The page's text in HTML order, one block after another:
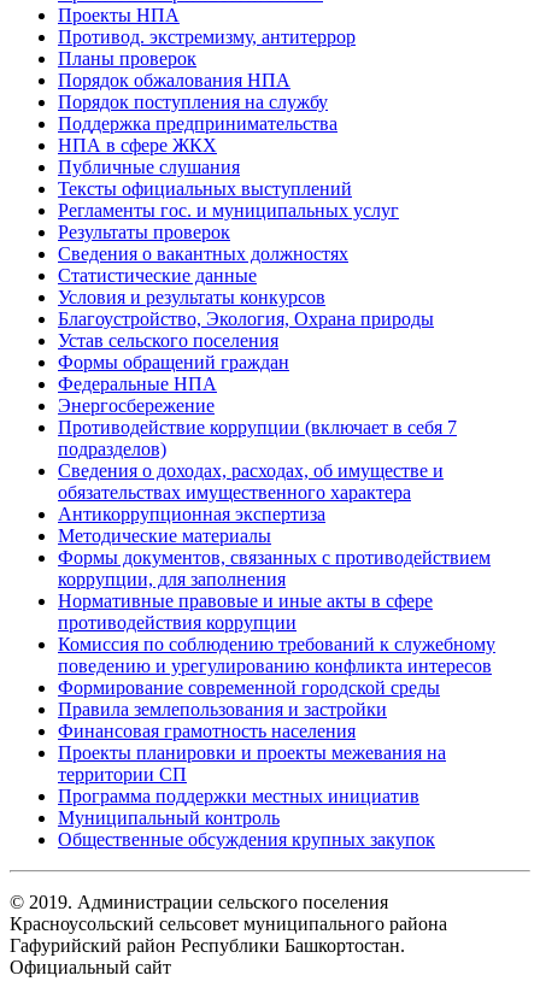
Проекты НПА
Противод. экстремизму, антитеррор
Планы проверок
Порядок обжалования НПА
Порядок поступления на службу
Поддержка предпринимательства
НПА в сфере ЖКХ
Публичные слушания
Тексты официальных выступлений
Регламенты гос. и муниципальных услуг
Результаты проверок
Сведения о вакантных должностях
Статистические данные
Условия и результаты конкурсов
Благоустройство, Экология, Охрана природы
Устав сельского поселения
Формы обращений граждан
Федеральные НПА
Энергосбережение
Противодействие коррупции (включает в себя 7
подразделов)
Сведения о доходах, расходах, об имуществе и
обязательствах имущественного характера
Антикоррупционная экспертиза
Методические материалы
Формы документов, связанных с противодействием
коррупции, для заполнения
Нормативные правовые и иные акты в сфере
противодействия коррупции
Комиссия по соблюдению требований к служебному
поведению и урегулированию конфликта интересов
Формирование современной городской среды
Правила землепользования и застройки
Финансовая грамотность населения
Проекты планировки и проекты межевания на
территории СП
Программа поддержки местных инициатив
Муниципальный контроль
Общественные обсуждения крупных закупок
© 2019. Администрации сельского поселения
Красноусольский сельсовет муниципального района
Гафурийский район Республики Башкортостан.
Официальный сайт